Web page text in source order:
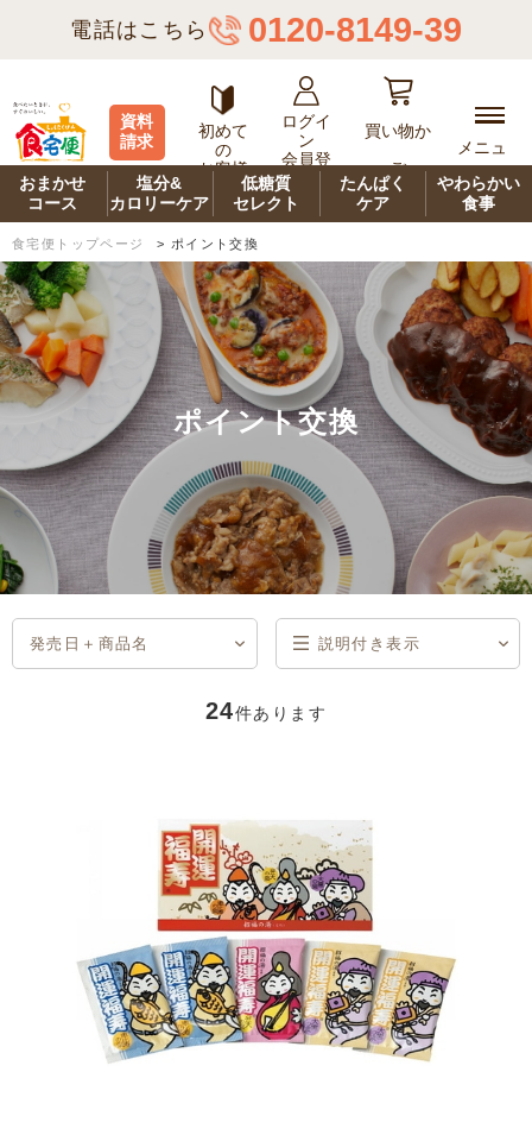
電話はこちら 0120-8149-39
資料
請求
初めて
の
お客様
ログイ
ン
会員登
買い物か
ご
メニュ
ー
おまかせ
コース
塩分&
カロリーケア
低糖質
セレクト
たんぱく
ケア
やわらかい
食事
食宅便トップページ > ポイント交換
ポイント交換
発売日＋商品名 説明付き表示
24件あります